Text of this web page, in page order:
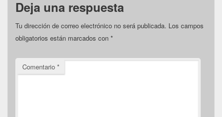
Deja una respuesta
Tu dirección de correo electrónico no será publicada. Los campos
obligatorios están marcados con *
Comentario *